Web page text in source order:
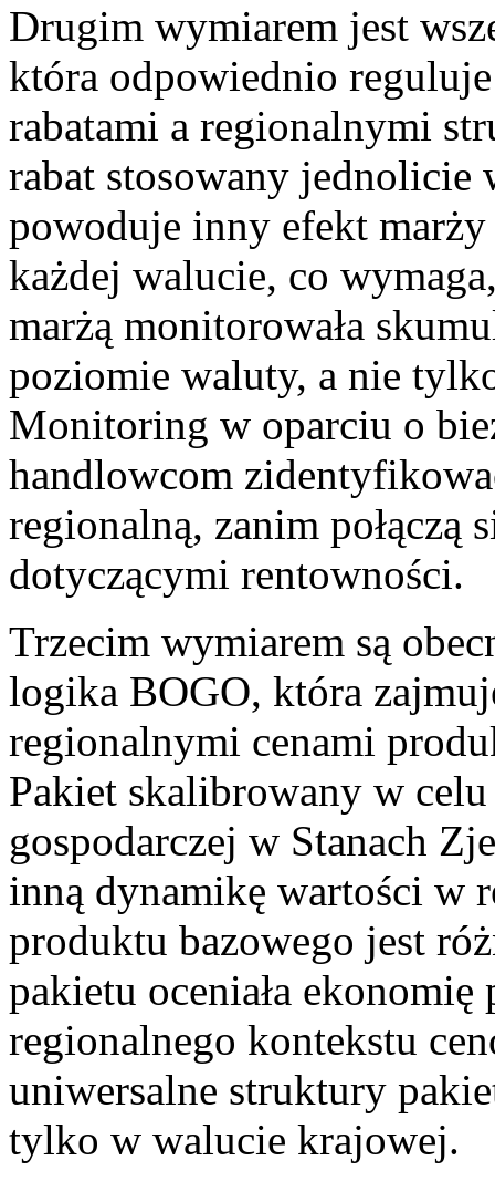
Drugim wymiarem jest
która odpowiednio
rabatami a regionalnymi
rabat stosowany jednolicie
powoduje inny efekt
każdej walucie, co
marżą monitorowała
poziomie waluty, a nie
Monitoring w oparciu o
handlowcom
regionalną, zanim połączą
dotyczącymi rentowności.
Trzecim wymiarem są
logika BOGO, która
regionalnymi cenami
Pakiet skalibrowany w
gospodarczej w Stanach
inną dynamikę wartości w
produktu bazowego jest
pakietu oceniała
regionalnego kontekstu
uniwersalne struktury
tylko w walucie krajowej.